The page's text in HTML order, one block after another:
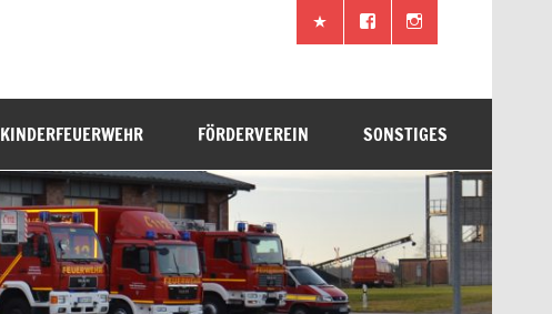
KINDERFEUERWEHR FÖRDERVEREIN SONSTIGES